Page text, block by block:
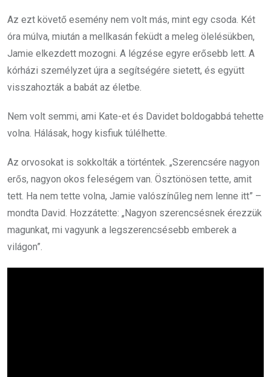
Az ezt követő esemény nem volt más, mint egy csoda. Két
óra múlva, miután a mellkasán feküdt a meleg ölelésükben,
Jamie elkezdett mozogni. A légzése egyre erősebb lett. A
kórházi személyzet újra a segítségére sietett, és együtt
visszahozták a babát az életbe.
Nem volt semmi, ami Kate-et és Davidet boldogabbá tehette
volna. Hálásak, hogy kisfiuk túlélhette.
Az orvosokat is sokkolták a történtek. „Szerencsére nagyon
erős, nagyon okos feleségem van. Ösztönösen tette, amit
tett. Ha nem tette volna, Jamie valószínűleg nem lenne itt” –
mondta David. Hozzátette: „Nagyon szerencsésnek érezzük
magunkat, mi vagyunk a legszerencsésebb emberek a
világon”.